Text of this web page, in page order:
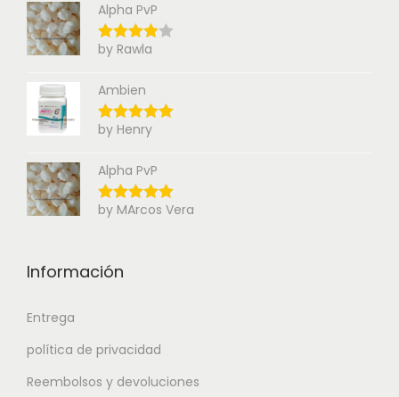
Alpha PvP
by Rawla
Ambien
by Henry
Alpha PvP
by MArcos Vera
Información
Entrega
política de privacidad
Reembolsos y devoluciones